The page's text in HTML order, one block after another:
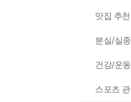
맛집 추천
분실/실종
건강/운동
스포츠